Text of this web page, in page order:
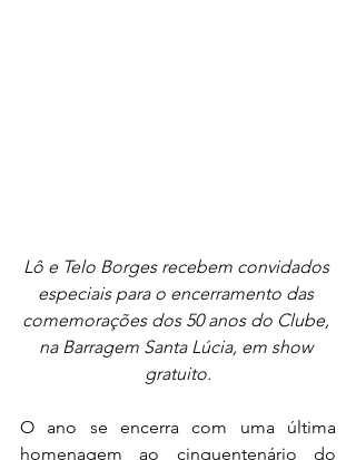
Lô e Telo Borges recebem convidados
especiais para o encerramento das
comemorações dos 50 anos do Clube,
na Barragem Santa Lúcia, em show
gratuito.
O ano se encerra com uma última
homenagem ao cinquentenário do